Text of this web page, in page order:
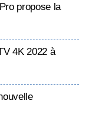
propose la
4K 2022 à